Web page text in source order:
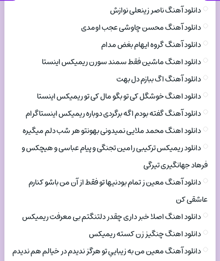
دانلود آهنگ ناصر زینعلی نوازش
دانلود آهنگ محسن چاوشی عجب اومدی
دانلود آهنگ گروه ایهام بغض مدام
دانلود اهنگ ماشین فقط سمند سورن ریمیکس اینستا
دانلود آهنگ اگ ببازم دل بهت
دانلود اهنگ خوشگل کی تو بگو مال کی تو ریمیکس اینستا
دانلود آهنگ گفته بودم اگه برگردی دوباره ریمیکس اینستاگرام
دانلود اهنگ محمد ملایی نمیدونی بهونتو هر شب دلم میگیره
دانلود ریمیکس ترکیبی رامین تجنگی و پیام عباسی و هیچکس و
فرهاد جهانگیری تیرگی
دانلود آهنگ معین ز تمام بودنیها تو فقط از آن من باشو کنارم
عاشقی کن
دانلود اهنگ اصلا خبر داری چقدر دلتنگتم بی معرفت ریمیکس
دانلود اهنگ چنگیز زن کسته ریمیکس
دانلود آهنگ معین من به زیباییِ تو هرگز ندیدم در خیالم هم ندیدم